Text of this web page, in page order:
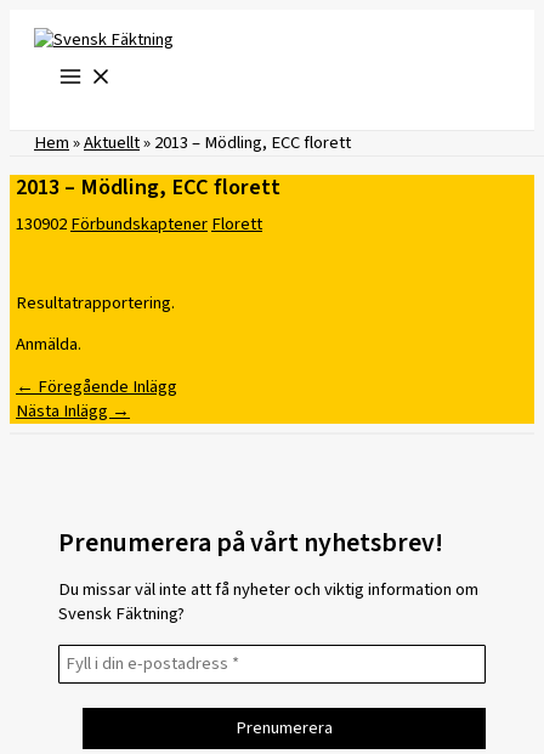
innehåll
Hem»Aktuellt»2013 – Mödling, ECC florett
2013 – Mödling, ECC florett
130902FörbundskaptenerFlorett
Resultatrapportering.
Anmälda.
← Föregående Inlägg
Nästa Inlägg →
Prenumerera på vårt nyhetsbrev!
Du missar väl inte att få nyheter och viktig information om
Svensk Fäktning?